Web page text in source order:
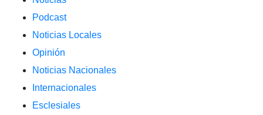
Podcast
Noticias Locales
Opinión
Noticias Nacionales
Internacionales
Esclesiales